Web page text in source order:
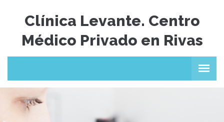
Clínica Levante. Centro
Médico Privado en Rivas